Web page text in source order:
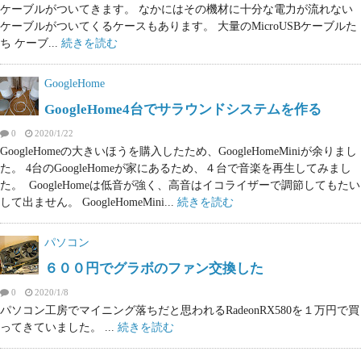
ケーブルがついてきます。 なかにはその機材に十分な電力が流れない
ケーブルがついてくるケースもあります。 大量のMicroUSBケーブルた
ち ケーブ... 続きを読む
GoogleHome
GoogleHome4台でサラウンドシステムを作る
0 2020/1/22
GoogleHomeの大きいほうを購入したため、GoogleHomeMiniが余りまし
た。 4台のGoogleHomeが家にあるため、４台で音楽を再生してみまし
た。 GoogleHomeは低音が強く、高音はイコライザーで調節してもたい
して出ません。 GoogleHomeMini... 続きを読む
パソコン
６００円でグラボのファン交換した
0 2020/1/8
パソコン工房でマイニング落ちだと思われるRadeonRX580を１万円で買
ってきていました。 ... 続きを読む